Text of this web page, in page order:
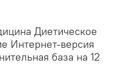
Диетическое
Интернет-версия
база на 12